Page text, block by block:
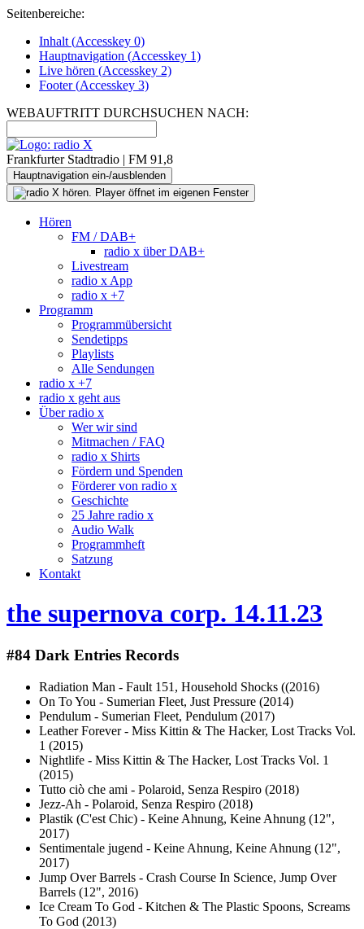
Seitenbereiche:
Inhalt (Accesskey 0)
Hauptnavigation (Accesskey 1)
Live hören (Accesskey 2)
Footer(Accesskey 3)
WEBAUFTRITT DURCHSUCHEN NACH:
Frankfurter Stadtradio | FM 91,8
Hauptnavigation ein-/ausblenden
Hören
FM / DAB+
radio x über DAB+
Livestream
radio x App
radio x +7
Programm
Programmübersicht
Sendetipps
Playlists
Alle Sendungen
radio x +7
radio x geht aus
Über radio x
Wer wir sind
Mitmachen / FAQ
radio x Shirts
Fördern und Spenden
Förderer von radio x
Geschichte
25 Jahre radio x
Audio Walk
Programmheft
Satzung
Kontakt
the supernova corp. 14.11.23
#84 Dark Entries Records
Radiation Man - Fault 151, Household Shocks ((2016)
On To You - Sumerian Fleet, Just Pressure (2014)
Pendulum - Sumerian Fleet, Pendulum (2017)
Leather Forever - Miss Kittin & The Hacker, Lost Tracks Vol.
1 (2015)
Nightlife - Miss Kittin & The Hacker, Lost Tracks Vol. 1
(2015)
Tutto ciò che ami - Polaroid, Senza Respiro (2018)
Jezz-Ah - Polaroid, Senza Respiro (2018)
Plastik (C'est Chic) - Keine Ahnung, Keine Ahnung ‎(12",
2017)
Sentimentale jugend - Keine Ahnung, Keine Ahnung (12",
2017)
Jump Over Barrels - Crash Course In Science, Jump Over
Barrels ‎(12", 2016)
Ice Cream To God - Kitchen & The Plastic Spoons, Screams
To God (2013)